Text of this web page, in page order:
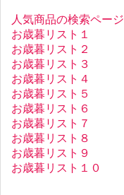
人気商品の検索ページ
お歳暮リスト１
お歳暮リスト２
お歳暮リスト３
お歳暮リスト４
お歳暮リスト５
お歳暮リスト６
お歳暮リスト７
お歳暮リスト８
お歳暮リスト９
お歳暮リスト１０